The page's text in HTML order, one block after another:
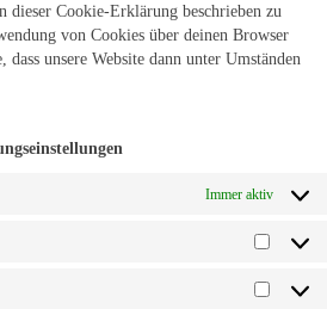
dieser Cookie-Erklärung beschrieben zu
von Cookies über deinen Browser
unsere Website dann unter Umständen
Immer aktiv